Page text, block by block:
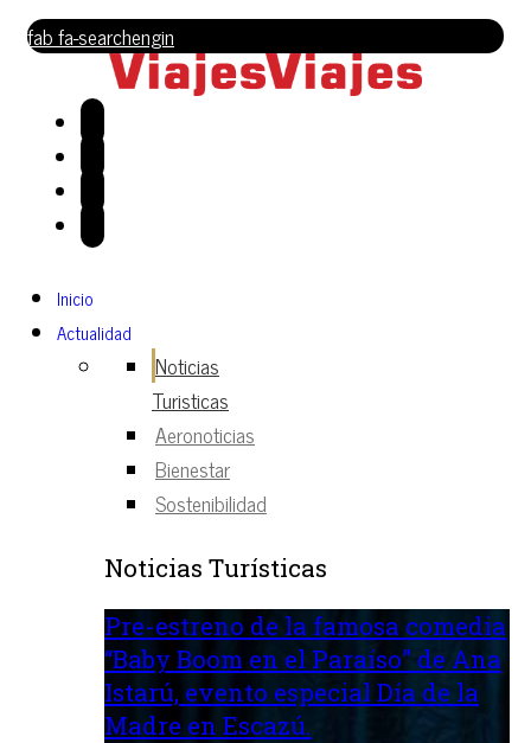
fab fa-searchengin
Inicio
Actualidad
Noticias
Turisticas
Aeronoticias
Bienestar
Sostenibilidad
Noticias Turísticas
Pre-estreno de la famosa comedia
“Baby Boom en el Paraíso” de Ana
Istarú, evento especial Día de la
Madre en Escazú.